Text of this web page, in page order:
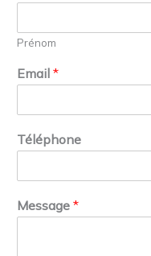
Prénom
Email *
Téléphone
Message *